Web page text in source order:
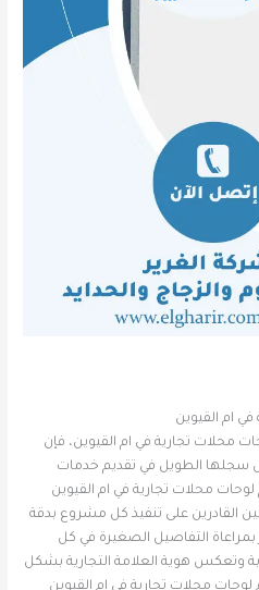
ام القيوين
تجارية في ام القيوين، فإن
سجلها الطويل في تقديم خدمات
محلات تجارية في ام القيوين
القادرين على تنفيذ كل مشروع بدقة
التفاصيل الصغيرة في كل
وتعكس هوية العلامة التجارية بشكل